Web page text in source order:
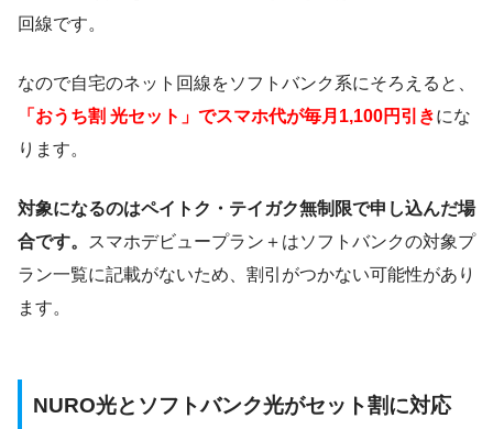
回線です。
なので自宅のネット回線をソフトバンク系にそろえると、
「おうち割 光セット」でスマホ代が毎月1,100円引きにな
ります。
対象になるのはペイトク・テイガク無制限で申し込んだ場
合です。
スマホデビュープラン＋はソフトバンクの対象プ
ラン一覧に記載がないため、割引がつかない可能性があり
ます。
NURO光とソフトバンク光がセット割に対応